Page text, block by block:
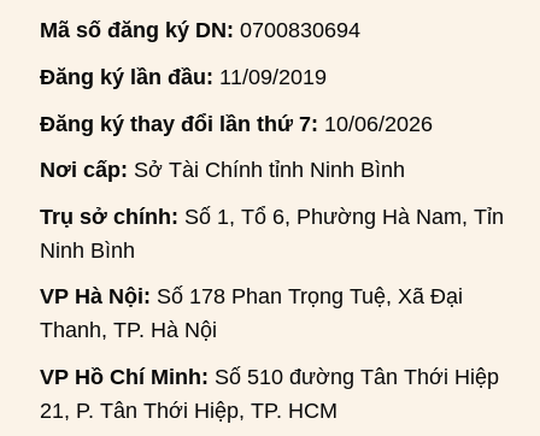
Mã số đăng ký DN: 0700830694
Đăng ký lần đầu: 11/09/2019
Đăng ký thay đổi lần thứ 7: 10/06/2026
Nơi cấp: Sở Tài Chính tỉnh Ninh Bình
Trụ sở chính: Số 1, Tổ 6, Phường Hà Nam, Tỉnh
Ninh Bình
VP Hà Nội: Số 178 Phan Trọng Tuệ, Xã Đại
Thanh, TP. Hà Nội
VP Hồ Chí Minh: Số 510 đường Tân Thới Hiệp
21, P. Tân Thới Hiệp, TP. HCM